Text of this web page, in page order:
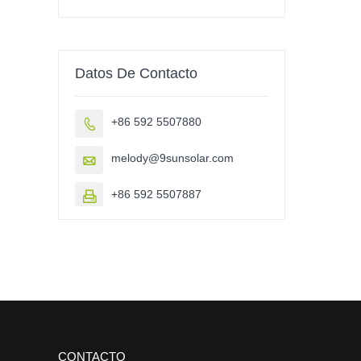
Datos De Contacto
 +86 592 5507880
 melody@9sunsolar.com
 +86 592 5507887
CONTACTO